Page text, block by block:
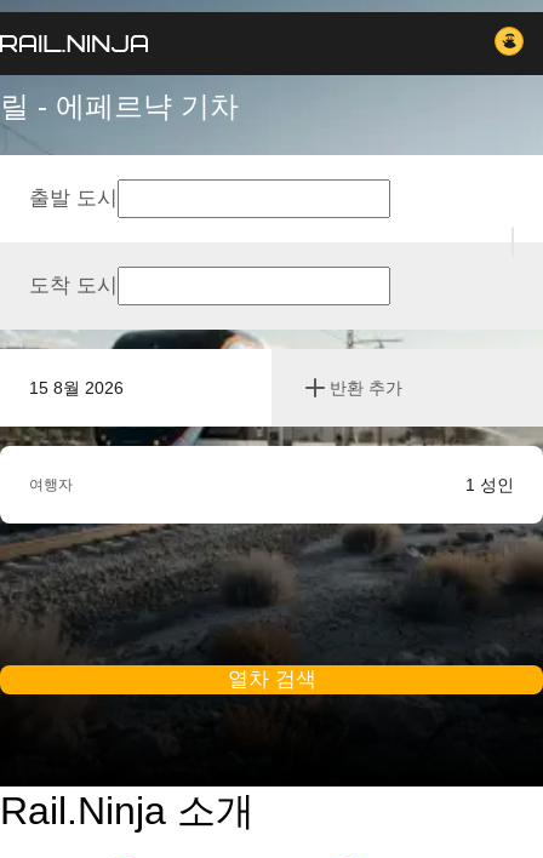
릴 - 에페르냑 기차
15 8월 2026 반환 추가
출발 도시
도착 도시
여행자 1 성인
열차 검색
Rail.Ninja 소개